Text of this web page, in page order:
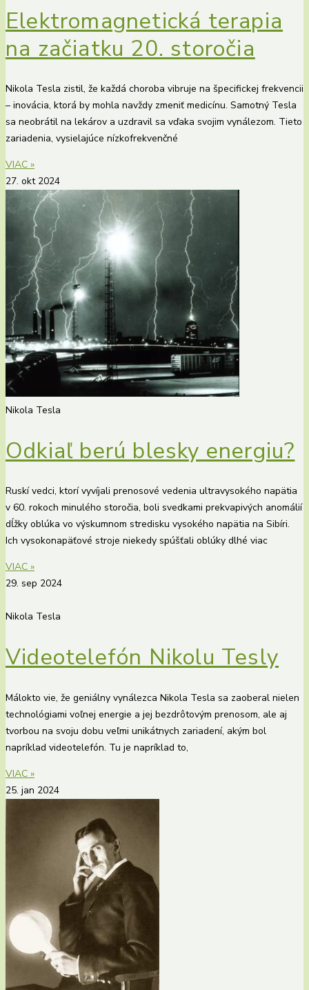
Elektromagnetická terapia
na začiatku 20. storočia
Nikola Tesla zistil, že každá choroba vibruje na špecifickej frekvencii
– inovácia, ktorá by mohla navždy zmeniť medicínu. Samotný Tesla
sa neobrátil na lekárov a uzdravil sa vďaka svojim vynálezom. Tieto
zariadenia, vysielajúce nízkofrekvenčné
VIAC »
27. okt 2024
Nikola Tesla
Odkiaľ berú blesky energiu?
Ruskí vedci, ktorí vyvíjali prenosové vedenia ultravysokého napätia
v 60. rokoch minulého storočia, boli svedkami prekvapivých anomálií
dĺžky oblúka vo výskumnom stredisku vysokého napätia na Sibíri.
Ich vysokonapäťové stroje niekedy spúšťali oblúky dlhé viac
VIAC »
29. sep 2024
Nikola Tesla
Videotelefón Nikolu Tesly
Málokto vie, že geniálny vynálezca Nikola Tesla sa zaoberal nielen
technológiami voľnej energie a jej bezdrôtovým prenosom, ale aj
tvorbou na svoju dobu veľmi unikátnych zariadení, akým bol
napríklad videotelefón. Tu je napríklad to,
VIAC »
25. jan 2024